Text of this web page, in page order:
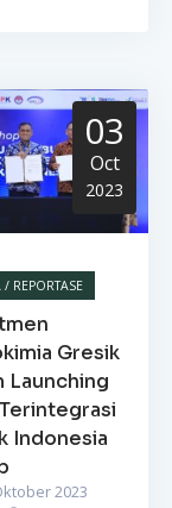
03
Oct
2023
/ REPORTASE
Gresik
Launching
Indonesia
2023